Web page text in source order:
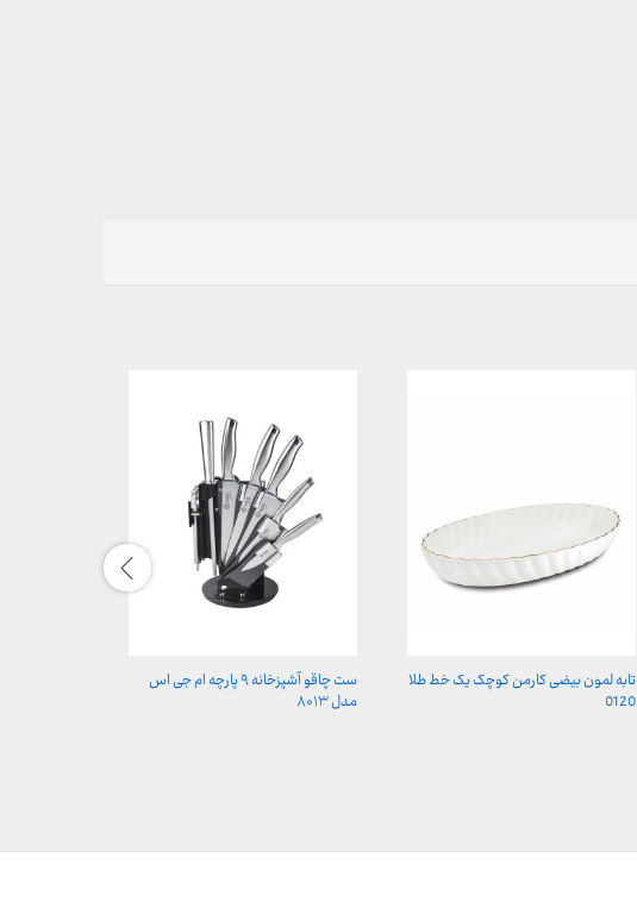
تابه لمون بیضی کارمن کوچک یک خط طلا
0120
ست چاقو آشپزخانه ۹ پارچه ام جی اس
مدل ۸۰۱۳